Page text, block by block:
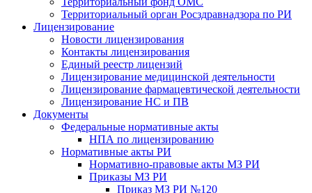
Территориальный орган Росздравнадзора по РИ
Лицензирование
Новости лицензирования
Контакты лицензирования
Единый реестр лицензий
Лицензирование медицинской деятельности
Лицензирование фармацевтической деятельности
Лицензирование НС и ПВ
Документы
Федеральные нормативные акты
НПА по лицензированию
Нормативные акты РИ
Нормативно-правовые акты МЗ РИ
Приказы МЗ РИ
Приказ МЗ РИ №120